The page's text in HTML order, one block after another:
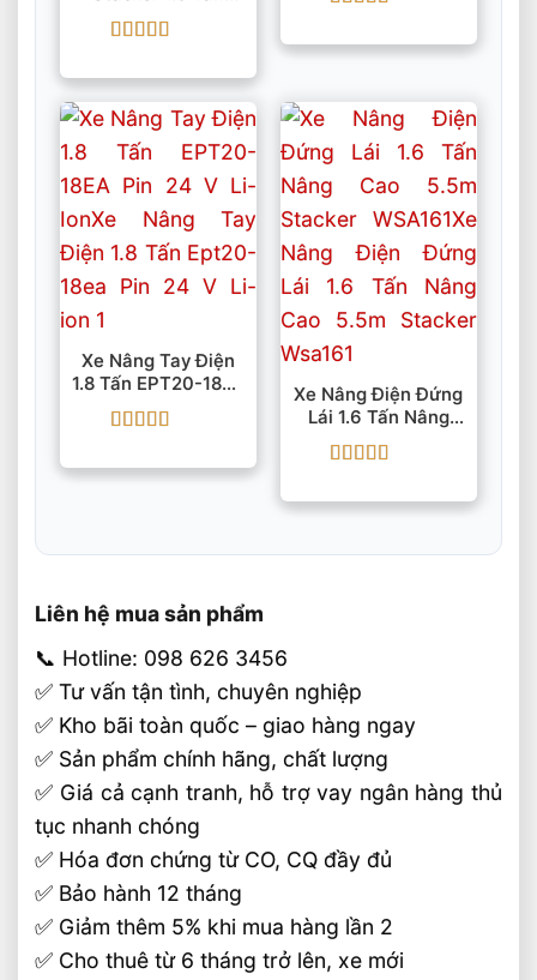
3000mm ESR151
IMOW/EP
hạng55 sao
hạng55 sao
Xe Nâng Tay Điện
1.8 Tấn EPT20-18EA
Pin 24 V Li-Ion
hạng55 sao
Xe Nâng Điện Đứng
Lái 1.6 Tấn Nâng
Cao 5.5m Stacker
WSA161
hạng55 sao
Liên hệ mua sản phẩm
📞 Hotline: 098 626 3456
✅ Tư vấn tận tình, chuyên nghiệp
✅ Kho bãi toàn quốc – giao hàng ngay
✅ Sản phẩm chính hãng, chất lượng
✅ Giá cả cạnh tranh, hỗ trợ vay ngân hàng thủ
tục nhanh chóng
✅ Hóa đơn chứng từ CO, CQ đầy đủ
✅ Bảo hành 12 tháng
✅ Giảm thêm 5% khi mua hàng lần 2
✅ Cho thuê từ 6 tháng trở lên, xe mới